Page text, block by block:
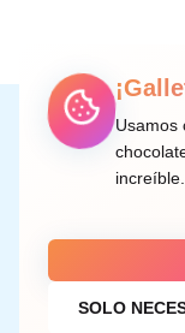
X
C/ Doctor
Usamos
SOLO